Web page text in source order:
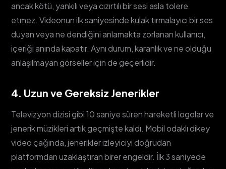
ancak kötü, yankılı veya cızırtılı bir sesi asla tolere
etmez. Videonun ilk saniyesinde kulak tırmalayıcı bir ses
duyan veya ne dendiğini anlamakta zorlanan kullanıcı,
içeriği anında kapatır. Aynı durum, karanlık ve ne olduğu
anlaşılmayan görseller için de geçerlidir.
4. Uzun ve Gereksiz Jenerikler
Televizyon dizisi gibi 10 saniye süren hareketli logolar ve
jenerik müzikleri artık geçmişte kaldı. Mobil odaklı dikey
video çağında, jenerikler izleyiciyi doğrudan
platformdan uzaklaştıran birer engeldir. İlk 3 saniyede